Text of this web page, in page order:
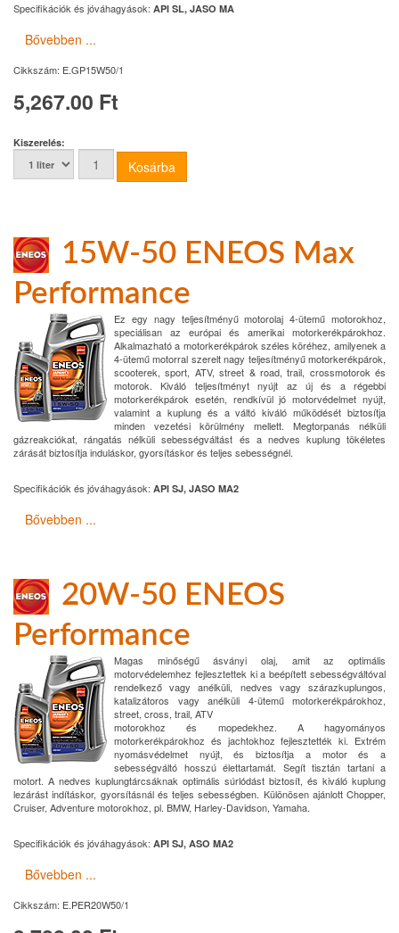
Specifikációk és jóváhagyások: API SL, JASO MA
Bővebben ...
Cikkszám: E.GP15W50/1
5,267.00 Ft
Kiszerelés:
15W-50 ENEOS Max
Performance
Ez egy nagy teljesítményű motorolaj 4-ütemű motorokhoz,
speciálisan az európai és amerikai motorkerékpárokhoz.
Alkalmazható a motorkerékpárok széles köréhez, amilyenek a
4-ütemű motorral szerelt nagy teljesítményű motorkerékpárok,
scooterek, sport, ATV, street & road, trail, crossmotorok és
motorok. Kiváló teljesítményt nyújt az új és a régebbi
motorkerékpárok esetén, rendkívül jó motorvédelmet nyújt,
valamint a kuplung és a váltó kiváló működését biztosítja
minden vezetési körülmény mellett. Megtorpanás nélküli
gázreakciókat, rángatás nélküli sebességváltást és a nedves kuplung tökéletes
zárását biztosítja induláskor, gyorsításkor és teljes sebességnél.
Specifikációk és jóváhagyások: API SJ, JASO MA2
Bővebben ...
20W-50 ENEOS
Performance
Magas minőségű ásványi olaj, amit az optimális
motorvédelemhez fejlesztettek ki a beépített sebességváltóval
rendelkező vagy anélküli, nedves vagy szárazkuplungos,
katalizátoros vagy anélküli 4-ütemű motorkerékpárokhoz,
street, cross, trail, ATV
motorokhoz és mopedekhez. A hagyományos
motorkerékpárokhoz és jachtokhoz fejlesztették ki. Extrém
nyomásvédelmet nyújt, és biztosítja a motor és a
sebességváltó hosszú élettartamát. Segít tisztán tartani a
motort. A nedves kuplungtárcsáknak optimális súrlódást biztosít, és kiváló kuplung
lezárást indításkor, gyorsításnál és teljes sebességben. Különösen ajánlott Chopper,
Cruiser, Adventure motorokhoz, pl. BMW, Harley-Davidson, Yamaha.
Specifikációk és jóváhagyások: API SJ, ASO MA2
Bővebben ...
Cikkszám: E.PER20W50/1